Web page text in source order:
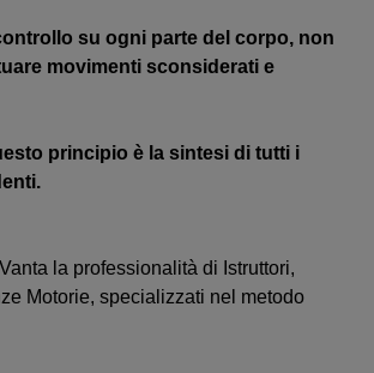
su ogni parte del corpo, non
movimenti sconsiderati e
principio è la sintesi di tutti i
la professionalità di Istruttori,
Motorie, specializzati nel metodo